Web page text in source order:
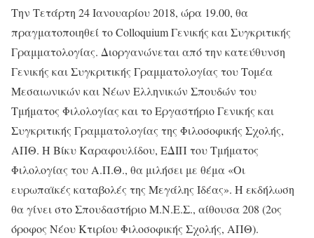
Την Τετάρτη 24 Ιανουαρίου 2018, ώρα 19.00, θα
πραγματοποιηθεί το Colloquium Γενικής και Συγκριτικής
Γραμματολογίας. Διοργανώνεται από την κατεύθυνση
Γενικής και Συγκριτικής Γραμματολογίας του Τομέα
Μεσαιωνικών και Νέων Ελληνικών Σπουδών του
Τμήματος Φιλολογίας και το Εργαστήριο Γενικής και
Συγκριτικής Γραμματολογίας της Φιλοσοφικής Σχολής,
ΑΠΘ. Η Βίκυ Καραφουλίδου, ΕΔΙΠ του Τμήματος
Φιλολογίας του Α.Π.Θ., θα μιλήσει με θέμα «Οι
ευρωπαϊκές καταβολές της Μεγάλης Ιδέας». Η εκδήλωση
θα γίνει στο Σπουδαστήριο Μ.Ν.Ε.Σ., αίθουσα 208 (2ος
όροφος Νέου Κτιρίου Φιλοσοφικής Σχολής, ΑΠΘ).